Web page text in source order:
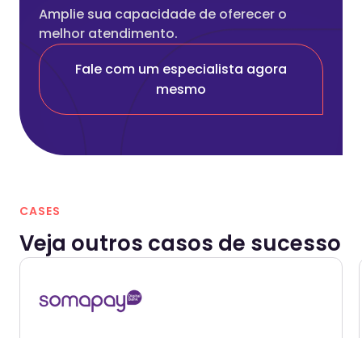
Amplie sua capacidade de oferecer o
melhor atendimento.
Fale com um especialista agora
mesmo
CASES
Veja outros casos de sucesso